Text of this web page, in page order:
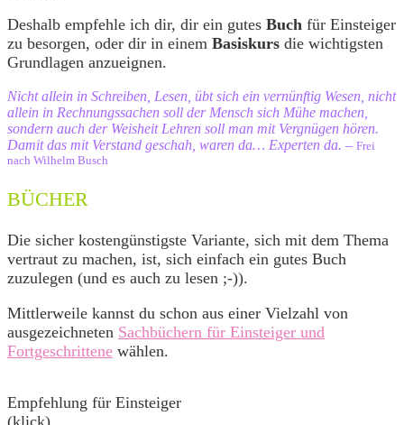
Deshalb empfehle ich dir, dir ein gutes Buch für Einsteiger
zu besorgen, oder dir in einem Basiskurs die wichtigsten
Grundlagen anzueignen.
Nicht allein in Schreiben, Lesen, übt sich ein vernünftig Wesen, nicht
allein in Rechnungssachen soll der Mensch sich Mühe machen,
sondern auch der Weisheit Lehren soll man mit Vergnügen hören.
Damit das mit Verstand geschah, waren da… Experten da. – Frei
nach Wilhelm Busch
BÜCHER
Die sicher kostengünstigste Variante, sich mit dem Thema
vertraut zu machen, ist, sich einfach ein gutes Buch
zuzulegen (und es auch zu lesen ;-)).
Mittlerweile kannst du schon aus einer Vielzahl von
ausgezeichneten Sachbüchern für Einsteiger und
Fortgeschrittene wählen.
Empfehlung für Einsteiger